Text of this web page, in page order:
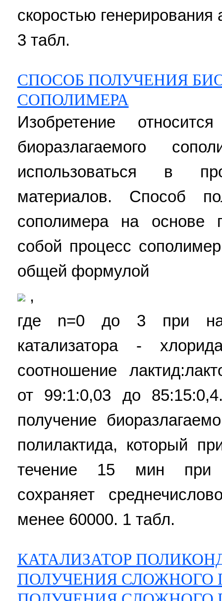
скоростью
3 табл.
СПОСОБ ПОЛУЧЕНИЯ
СОПОЛИМЕРА
Изобретение
биоразлагаемого
использоваться в
материалов. Способ
сополимера на основе
собой процесс
общей формулой
,
где n=0 до 3 при
катализатора -
соотношение
от 99:1:0,03 до
получение
полилактида, который
течение 15 мин при
сохраняет
менее 60000. 1 табл.
КАТАЛИЗАТОР
ПОЛУЧЕНИЯ СЛОЖНОГО